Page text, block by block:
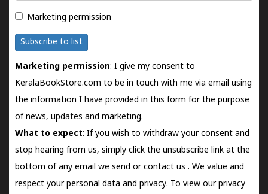
Marketing permission
Subscribe to list
Marketing permission: I give my consent to
KeralaBookStore.com to be in touch with me via email using
the information I have provided in this form for the purpose
of news, updates and marketing.
What to expect: If you wish to withdraw your consent and
stop hearing from us, simply click the unsubscribe link at the
bottom of any email we send orcontact us . We value and
respect your personal data and privacy. To view our privacy